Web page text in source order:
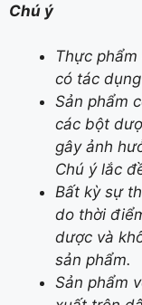
Chú ý
Thực
có tác
Sản phẩm
các bột
gây ảnh
Chú ý lắc
Bất kỳ sự
do thời
dược và
sản phẩm.
Sản phẩm